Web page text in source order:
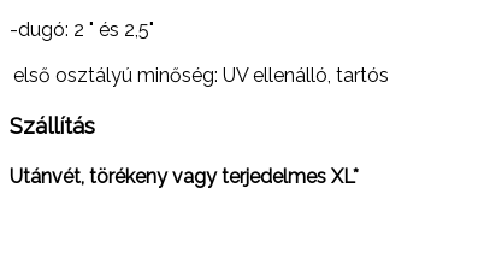
-dugó: 2 " és 2,5"
első osztályú minőség: UV ellenálló, tartós
Szállítás
Utánvét, törékeny vagy terjedelmes XL*